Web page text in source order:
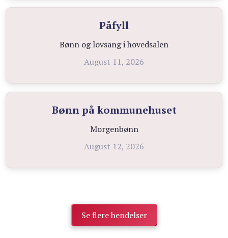
Påfyll
Bønn og lovsang i hovedsalen
August 11, 2026
Bønn på kommunehuset
Morgenbønn
August 12, 2026
Se flere hendelser